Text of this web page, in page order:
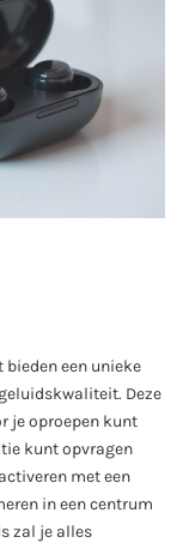
een unieke
Deze
je oproepen kunt
kunt opvragen
met een
in een centrum
zal je alles